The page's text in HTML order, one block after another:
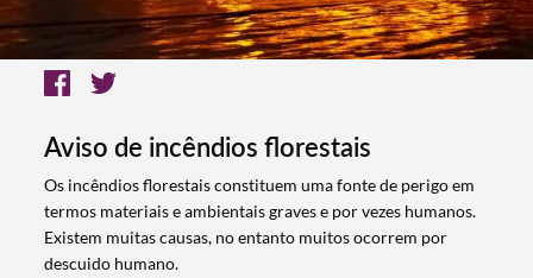
Aviso de incêndios florestais
Os incêndios florestais constituem uma fonte de perigo em
termos materiais e ambientais graves e por vezes humanos.
Existem muitas causas, no entanto muitos ocorrem por
descuido humano.